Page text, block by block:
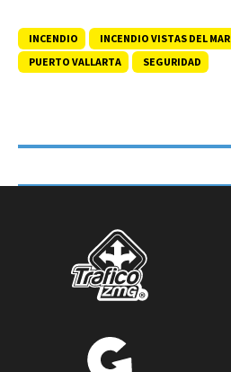
INCENDIO INCENDIO VISTAS DEL MAR
PUERTO VALLARTA
SEGURIDAD